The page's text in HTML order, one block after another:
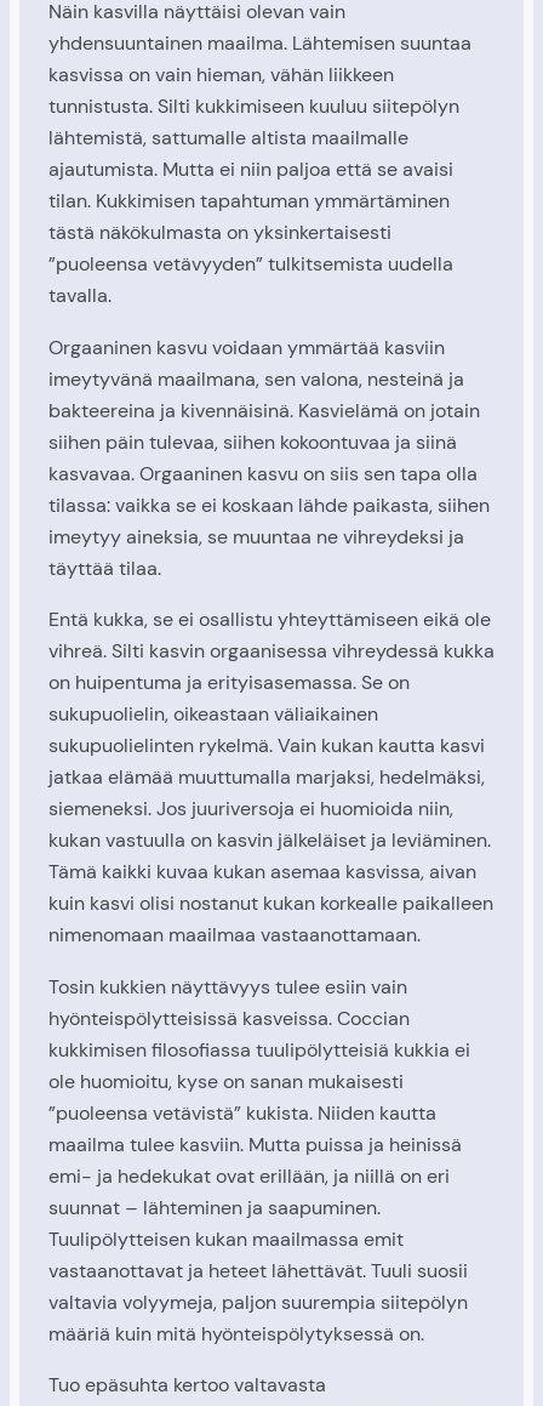
Näin kasvilla näyttäisi olevan vain
yhdensuuntainen maailma. Lähtemisen suuntaa
kasvissa on vain hieman, vähän liikkeen
tunnistusta. Silti kukkimiseen kuuluu siitepölyn
lähtemistä, sattumalle altista maailmalle
ajautumista. Mutta ei niin paljoa että se avaisi
tilan. Kukkimisen tapahtuman ymmärtäminen
tästä näkökulmasta on yksinkertaisesti
”puoleensa vetävyyden” tulkitsemista uudella
tavalla.
Orgaaninen kasvu voidaan ymmärtää kasviin
imeytyvänä maailmana, sen valona, nesteinä ja
bakteereina ja kivennäisinä. Kasvielämä on jotain
siihen päin tulevaa, siihen kokoontuvaa ja siinä
kasvavaa. Orgaaninen kasvu on siis sen tapa olla
tilassa: vaikka se ei koskaan lähde paikasta, siihen
imeytyy aineksia, se muuntaa ne vihreydeksi ja
täyttää tilaa.
Entä kukka, se ei osallistu yhteyttämiseen eikä ole
vihreä. Silti kasvin orgaanisessa vihreydessä kukka
on huipentuma ja erityisasemassa. Se on
sukupuolielin, oikeastaan väliaikainen
sukupuolielinten rykelmä. Vain kukan kautta kasvi
jatkaa elämää muuttumalla marjaksi, hedelmäksi,
siemeneksi. Jos juuriversoja ei huomioida niin,
kukan vastuulla on kasvin jälkeläiset ja leviäminen.
Tämä kaikki kuvaa kukan asemaa kasvissa, aivan
kuin kasvi olisi nostanut kukan korkealle paikalleen
nimenomaan maailmaa vastaanottamaan.
Tosin kukkien näyttävyys tulee esiin vain
hyönteispölytteisissä kasveissa. Coccian
kukkimisen filosofiassa tuulipölytteisiä kukkia ei
ole huomioitu, kyse on sanan mukaisesti
”puoleensa vetävistä” kukista. Niiden kautta
maailma tulee kasviin. Mutta puissa ja heinissä
emi- ja hedekukat ovat erillään, ja niillä on eri
suunnat – lähteminen ja saapuminen.
Tuulipölytteisen kukan maailmassa emit
vastaanottavat ja heteet lähettävät. Tuuli suosii
valtavia volyymeja, paljon suurempia siitepölyn
määriä kuin mitä hyönteispölytyksessä on.
Tuo epäsuhta kertoo valtavasta